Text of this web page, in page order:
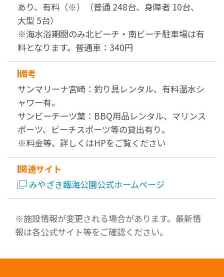
あり、有料（※）（普通 248台、身障者 10台、
大型 5台）
※海水浴期間のみ北ビーチ・南ビーチ駐車場は有
料となります。普通車：340円
備考
サンマリーナ宮崎：釣り具レンタル、有料温水シ
ャワー有。
サンビーチ一ツ葉：BBQ用品レンタル、マリンス
ポーツ、ビーチスポーツ等の貸出有り。
※料金等、詳しくはHPをご覧ください
関連サイト
みやざき臨海公園公式ホームページ
※施設情報が変更される場合があります。最新情
報は各公式サイト等をご確認ください。